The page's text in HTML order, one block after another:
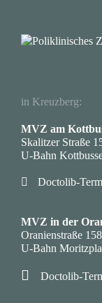
in Kreuzberg:
MVZ am
Skalitzer Straße
U-Bahn
 Doctolib-
MVZ in der
Oranienstraße
U-Bahn
 Doctolib-